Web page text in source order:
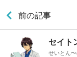
前の記事
セイト
せいとん